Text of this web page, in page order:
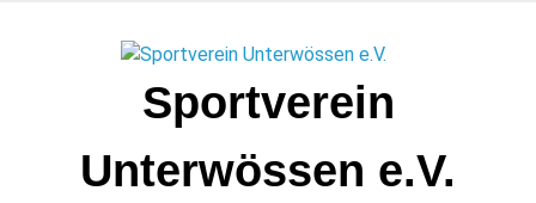
Sportverein
Unterwössen e.V.